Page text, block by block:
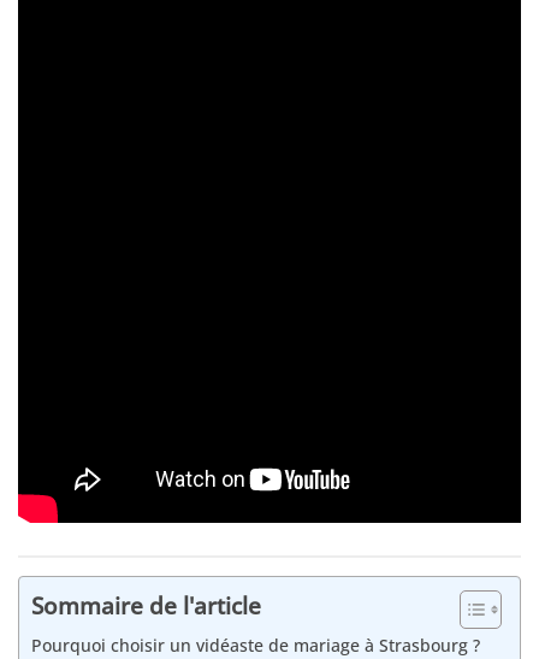
Sommaire de l'article
Pourquoi choisir un vidéaste de mariage à Strasbourg ?